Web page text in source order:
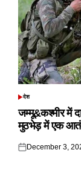
POSTED
देश
जम्मू&कश्मीर में
मुठभेड़ में एक
Posted
December 3,